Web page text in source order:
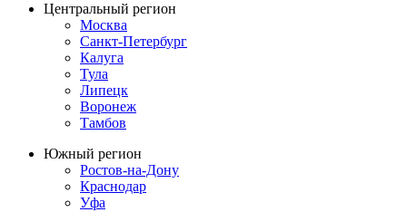
Центральный регион
Москва
Санкт-Петербург
Калуга
Тула
Липецк
Воронеж
Тамбов
Южный регион
Ростов-на-Дону
Краснодар
Уфа